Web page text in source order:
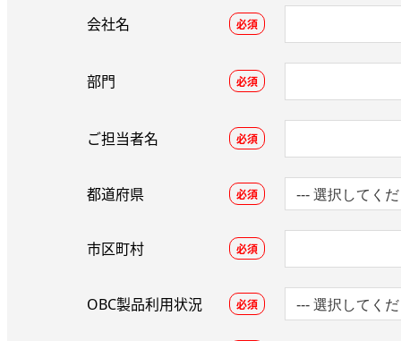
会社名 必須
部門 必須
ご担当者名 必須
都道府県 必須
市区町村 必須
OBC製品利用状況 必須